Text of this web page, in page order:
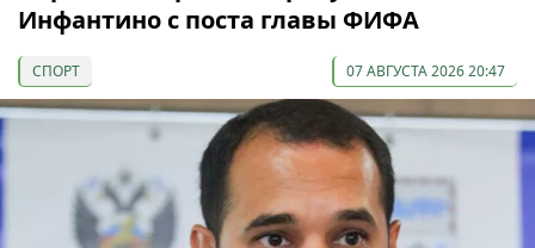
Инфантино с поста главы ФИФА
СПОРТ 07 АВГУСТА 2026 20:47